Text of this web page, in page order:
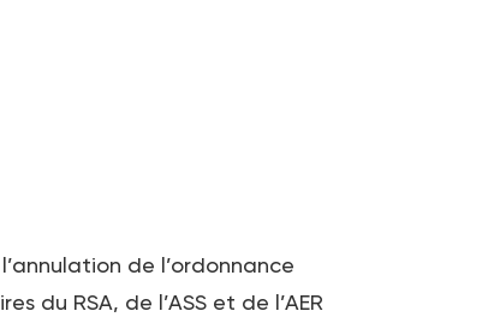
de l’ordonnance
du RSA, de l’ASS et de l’AER